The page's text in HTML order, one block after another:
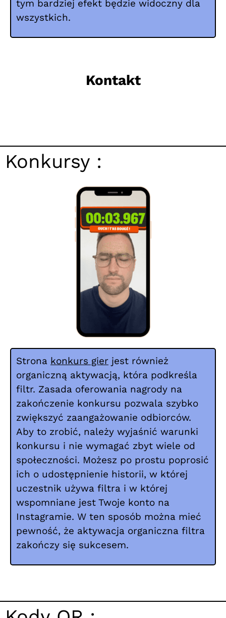
tym bardziej efekt będzie widoczny dla
wszystkich.
Kontakt
Konkursy :
Strona konkurs gier jest również
organiczną aktywacją, która podkreśla
filtr. Zasada oferowania nagrody na
zakończenie konkursu pozwala szybko
zwiększyć zaangażowanie odbiorców.
Aby to zrobić, należy wyjaśnić warunki
konkursu i nie wymagać zbyt wiele od
społeczności. Możesz po prostu poprosić
ich o udostępnienie historii, w której
uczestnik używa filtra i w której
wspomniane jest Twoje konto na
Instagramie. W ten sposób można mieć
pewność, że aktywacja organiczna filtra
zakończy się sukcesem.